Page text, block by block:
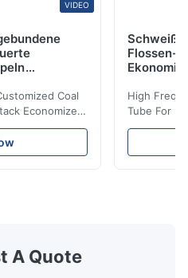
VIDEO
Coal
Economizer
Economizer is
that helps to
by saving the
there
Flossen-
High
Tube For
reduce the
A Quote